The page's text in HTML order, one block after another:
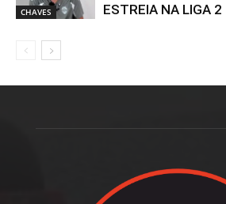
CHAVES
ESTREIA NA LIGA 2